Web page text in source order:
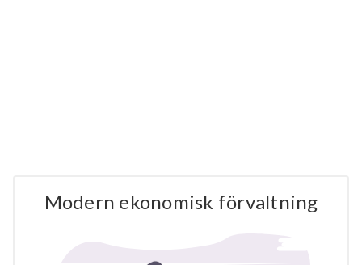
Modern ekonomisk förvaltning